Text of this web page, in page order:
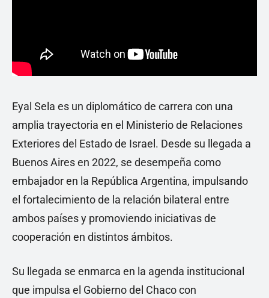
Eyal Sela es un diplomático de carrera con una
amplia trayectoria en el Ministerio de Relaciones
Exteriores del Estado de Israel. Desde su llegada a
Buenos Aires en 2022, se desempeña como
embajador en la República Argentina, impulsando
el fortalecimiento de la relación bilateral entre
ambos países y promoviendo iniciativas de
cooperación en distintos ámbitos.
Su llegada se enmarca en la agenda institucional
que impulsa el Gobierno del Chaco con